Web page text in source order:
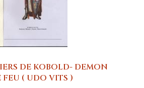
DE KOBOLD- DEMON
FEU ( UDO VITS )